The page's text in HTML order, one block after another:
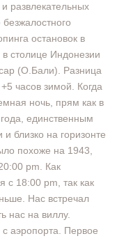
развлекательных
остановок в
столице Индонезии
(О.Бали). Разница
часов зимой. Когда
ночь, прям как в
единственным
близко на горизонте
похоже на 1943,
pm. Как
с 18:00 pm, так как
Нас встречал
нас на виллу.
аэропорта. Первое